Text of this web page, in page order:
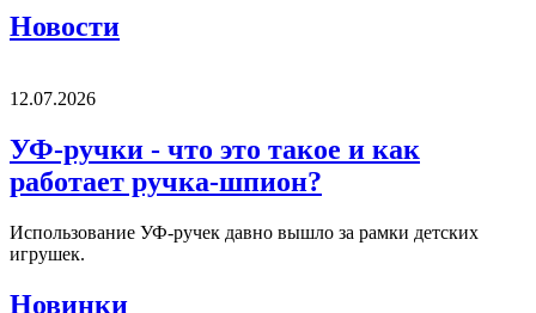
Новости
12.07.2026
УФ-ручки - что это такое и как
работает ручка-шпион?
Использование УФ-ручек давно вышло за рамки детских
игрушек.
Новинки